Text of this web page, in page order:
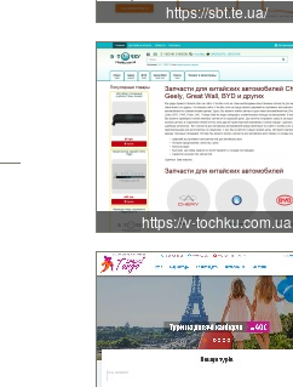
https://sbt.te.ua/
https://v-tochku.com.ua